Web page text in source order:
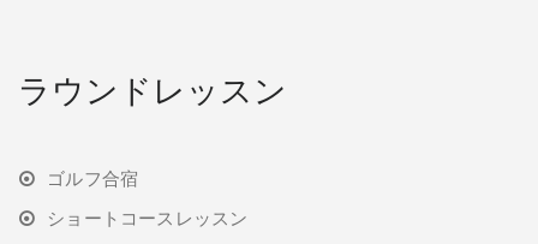
ラウンドレッスン
ゴルフ合宿
ショートコースレッスン